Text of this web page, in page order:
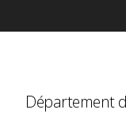
Département